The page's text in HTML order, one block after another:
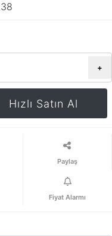
+
Hızlı Satın Al
Paylaş
Fiyat Alarmı